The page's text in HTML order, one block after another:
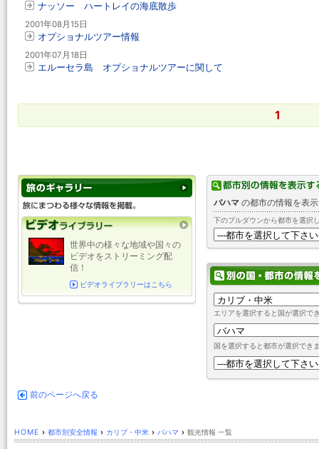
ナッソー ハートレイの海底散歩
2001年08月15日
オプショナルツアー情報
2001年07月18日
エルーセラ島 オプショナルツアーに関して
1
バハマ の都市の情報を表
下のプルダウンから都市を選択
エリアを選択すると国が選択で
国を選択すると都市が選択でき
世界中の様々な地域や国々の
ビデオをストリーミング配
信！
ビデオライブラリーはこちら
前のページへ戻る
HOME › 都市別安全情報 › カリブ・中米 › バハマ › 観光情報 一覧